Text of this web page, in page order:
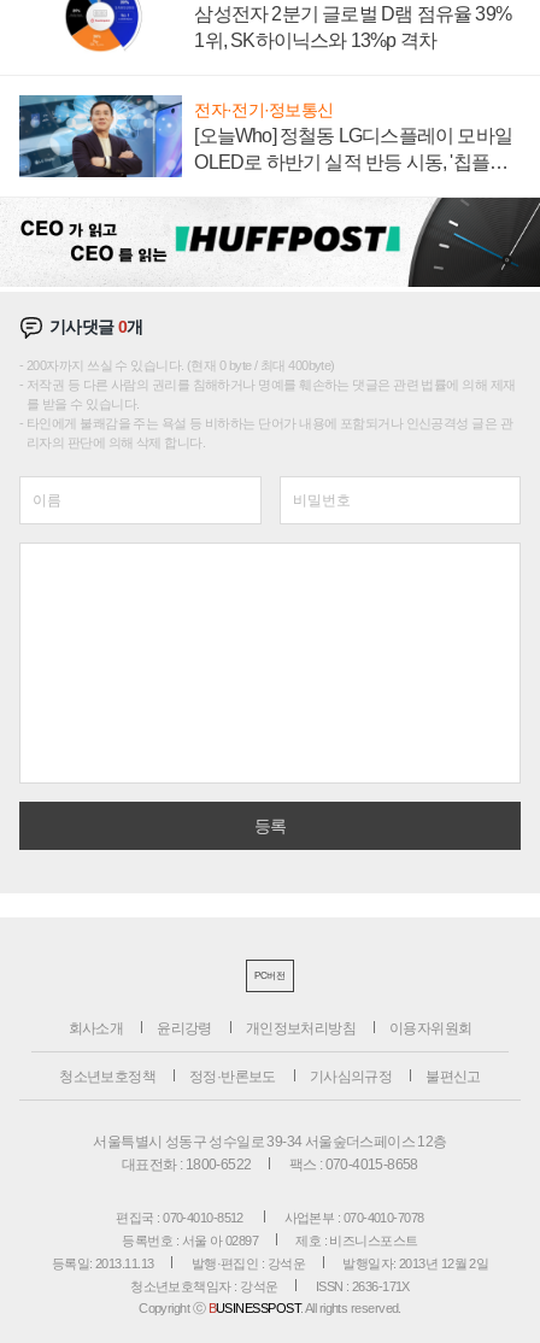
삼성전자 2분기 글로벌 D램 점유율 39%
1위, SK하이닉스와 13%p 격차
전자·전기·정보통신
[오늘Who] 정철동 LG디스플레이 모바일
OLED로 하반기 실적 반등 시동, '칩플레
기사댓글0개
200자까지 쓰실 수 있습니다. (현재 0 byte / 최대 400byte)
저작권 등 다른 사람의 권리를 침해하거나 명예를 훼손하는 댓글은 관련 법률에 의해 제재
를 받을 수 있습니다.
타인에게 불쾌감을 주는 욕설 등 비하하는 단어가 내용에 포함되거나 인신공격성 글은 관
리자의 판단에 의해 삭제 합니다.
PC버전
회사소개 윤리강령 개인정보처리방침 이용자위원회
청소년보호정책 정정·반론보도 기사심의규정 불편신고
서울특별시 성동구 성수일로 39-34 서울숲더스페이스 12층
대표전화 : 1800-6522
팩스 : 070-4015-8658
편집국 : 070-4010-8512
사업본부 : 070-4010-7078
등록번호 : 서울 아 02897
제호 : 비즈니스포스트
등록일: 2013.11.13
발행·편집인 : 강석운
발행일자: 2013년 12월 2일
청소년보호책임자 : 강석운
ISSN : 2636-171X
Copyright ⓒ BUSINESSPOST. All rights reserved.